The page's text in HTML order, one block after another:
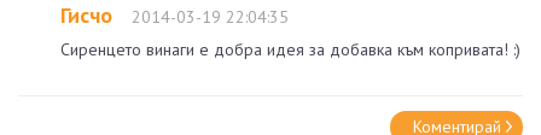
Гисчо
2014-03-19 22:04:35
Сиренцето винаги е добра идея за добавка към копривата! :)
Коментирай